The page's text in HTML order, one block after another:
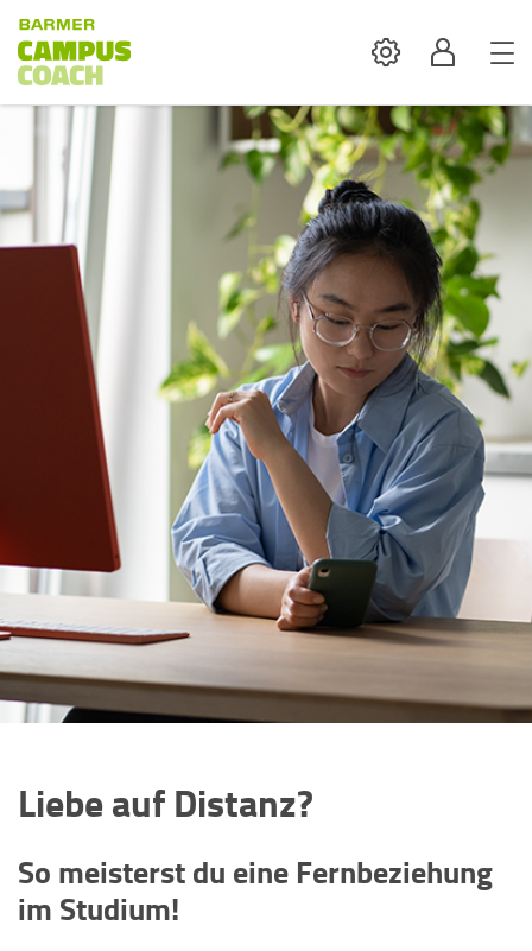
SettingsProfil
Liebe auf Distanz?
So meisterst du eine Fernbeziehung
im Studium!